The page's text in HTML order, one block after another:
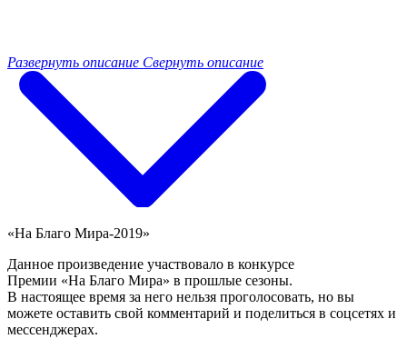
Развернуть описание Свернуть описание
«На Благо Мира-2019»
Данное произведение участвовало в конкурсе
Премии «На Благо Мира» в прошлые сезоны.
В настоящее время за него нельзя проголосовать, но вы
можете оставить свой комментарий и поделиться в соцсетях и
мессенджерах.